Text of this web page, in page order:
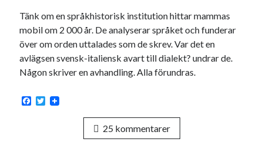
Tänk om en språkhistorisk institution hittar mammas
mobil om 2 000 år. De analyserar språket och funderar
över om orden uttalades som de skrev. Var det en
avlägsen svensk-italiensk avart till dialekt? undrar de.
Någon skriver en avhandling. Alla förundras.
F
T
25 kommentarer